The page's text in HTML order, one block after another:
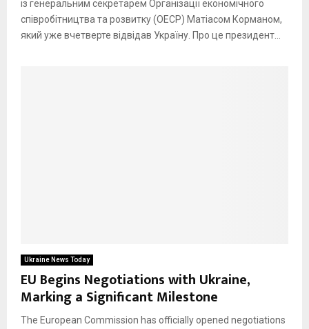
із генеральним секретарем Організації економічного
співробітництва та розвитку (ОЕСР) Матіасом Корманом,
який уже вчетверте відвідав Україну. Про це президент...
Ukraine News Today
EU Begins Negotiations with Ukraine,
Marking a Significant Milestone
The European Commission has officially opened negotiations